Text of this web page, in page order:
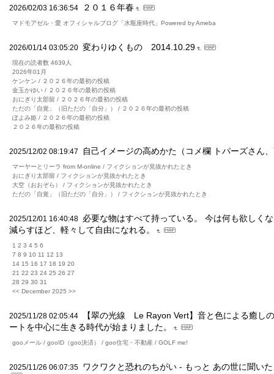
2026/02/03 16:36:54 ２０１６年春
マドモアゼル・愛 オフィシャルブログ「水瓶座時代」Powered by Ameba
2026/01/14 03:05:20 変わりゆくもの 2014.10.29
現在の読者数 4639人
2026年01月
ケンケン / ２０２６年の最初の投稿
金玉かゆい / ２０２６年の最初の投稿
おにぎり太部留 / ２０２６年の最初の投稿
ただの「自覚」（旧ただの「自分」） / ２０２６年の最初の投稿
ぽよみ姫 / ２０２６年の最初の投稿
２０２６年の最初の投稿
2025/12/02 08:19:47 自己イメージの高めかた（コメ欄 トパーズさん
マーヤーとリーラ from M-online / フィクションが見抜かれたとき
おにぎり太部留 / フィクションが見抜かれたとき
大空（おおぞら） / フィクションが見抜かれたとき
ただの「自覚」（旧ただの「自分」） / フィクションが見抜かれたとき
2025/12/01 16:40:48
必要な物はすべて持っている。 今は何も欲しく
減らすほど、軽々して自由になれる。
1 2 3 4 5 6
7 8 9 10 11 12 13
14 15 16 17 18 19 20
21 22 23 24 25 26 27
28 29 30 31
<< December 2025 >>
2025/11/28 02:05:44
【翠の光線 Le Rayon Vert】音と色による癒し
ートを中心に生きる時代が始まりました。
gooメール / gooID（goo決済） / goo住宅・不動産 / GOLF me!
2025/11/26 06:07:35 ワクワクと恐れのちがい - もっと あの世に聞い